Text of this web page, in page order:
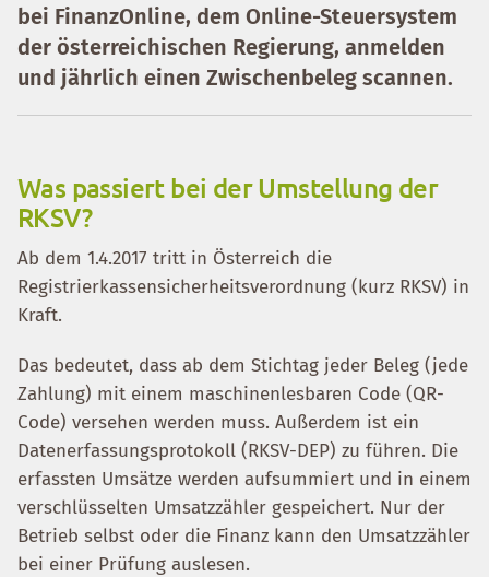
bei FinanzOnline, dem Online-Steuersystem
der österreichischen Regierung, anmelden
und jährlich einen Zwischenbeleg scannen.
Was passiert bei der Umstellung der
RKSV?
Ab dem 1.4.2017 tritt in Österreich die
Registrierkassensicherheitsverordnung (kurz RKSV) in
Kraft.
Das bedeutet, dass ab dem Stichtag jeder Beleg (jede
Zahlung) mit einem maschinenlesbaren Code (QR-
Code) versehen werden muss. Außerdem ist ein
Datenerfassungsprotokoll (RKSV-DEP) zu führen. Die
erfassten Umsätze werden aufsummiert und in einem
verschlüsselten Umsatzzähler gespeichert. Nur der
Betrieb selbst oder die Finanz kann den Umsatzzähler
bei einer Prüfung auslesen.